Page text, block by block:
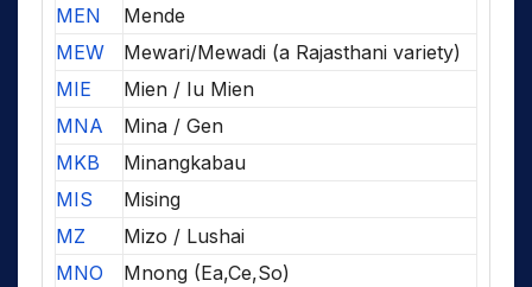
MEN
Mende
MEW
Mewari/Mewadi (a Rajasthani variety)
MIE
Mien / Iu Mien
MNA
Mina / Gen
MKB
Minangkabau
MIS
Mising
MZ
Mizo / Lushai
MNO
Mnong (Ea,Ce,So)